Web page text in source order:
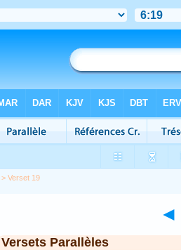
> Verset 19
◄
Versets Parallèles